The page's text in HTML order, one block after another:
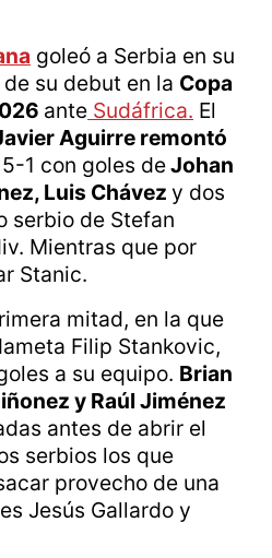
goleó a Serbia en su
su debut en la Copa
ante Sudáfrica. El
Aguirre remontó
1 con goles deJohan
Luis Chávez y dos
serbio de Stefan
Mientras que por
Stanic.
mitad, en la que
Filip Stankovic,
a su equipo. Brian
y Raúl Jiménez
antes de abrir el
serbios los que
provecho de una
Jesús Gallardo y